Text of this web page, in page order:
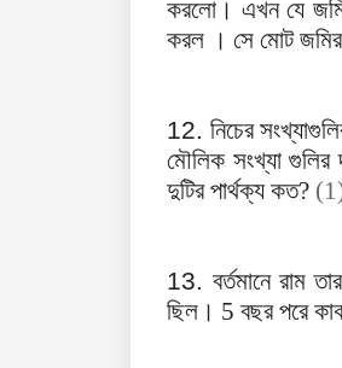
করলো। এখন যে
করল । সে মোট
12.নিচের
মৌলিক সংখ্যা গুলির
দুটির পার্থক্য কত?
13.বর্তমানে রাম
ছিল। 5 বছর পরে